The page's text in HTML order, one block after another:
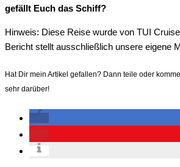
gefällt Euch das Schiff?
Hinweis: Diese Reise wurde von TUI
Bericht stellt ausschließlich unsere eigene
Hat Dir mein Artikel gefallen? Dann teile oder
sehr darüber!